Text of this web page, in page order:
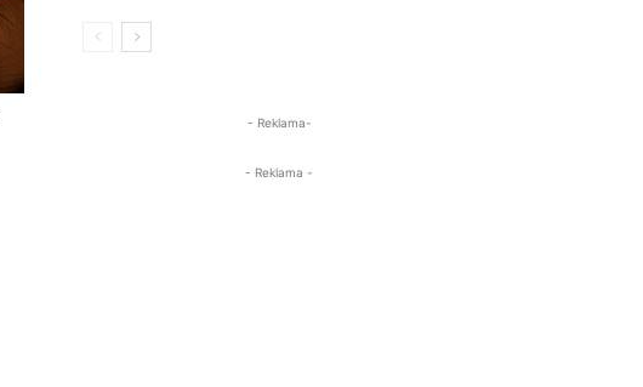
- Reklama-
- Reklama -